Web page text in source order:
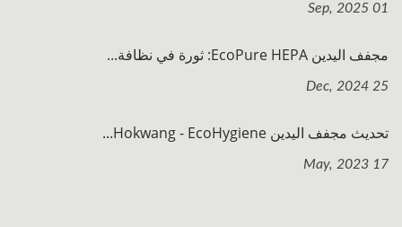
01 Sep, 2025
مجفف اليدين EcoPure HEPA: ثورة في نظافة...
25 Dec, 2024
تحديث مجفف اليدين Hokwang - EcoHygiene...
17 May, 2023